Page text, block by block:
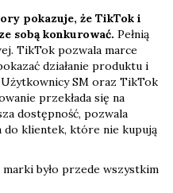
pokazuje, że TikTok i
sobą konkurować. Pełnią
TikTok pozwala marce
działanie produktu i
SM oraz TikTok
przekłada się na
dostępność, pozwala
klientek, które nie kupują
było przede wszystkim